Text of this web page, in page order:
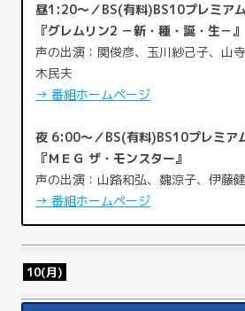
昼1:20～／BS(有料)BS10プレミアム
『グレムリン2 －新・種・誕・生－』
声の出演：関俊彦、玉川紗己子、山
木民夫
→ 番組ホームページ
夜 6:00～／BS(有料)BS10プレミア
『ＭＥＧ ザ・モンスター』
声の出演：山路和弘、魏涼子、伊藤
→ 番組ホームページ
10(月)